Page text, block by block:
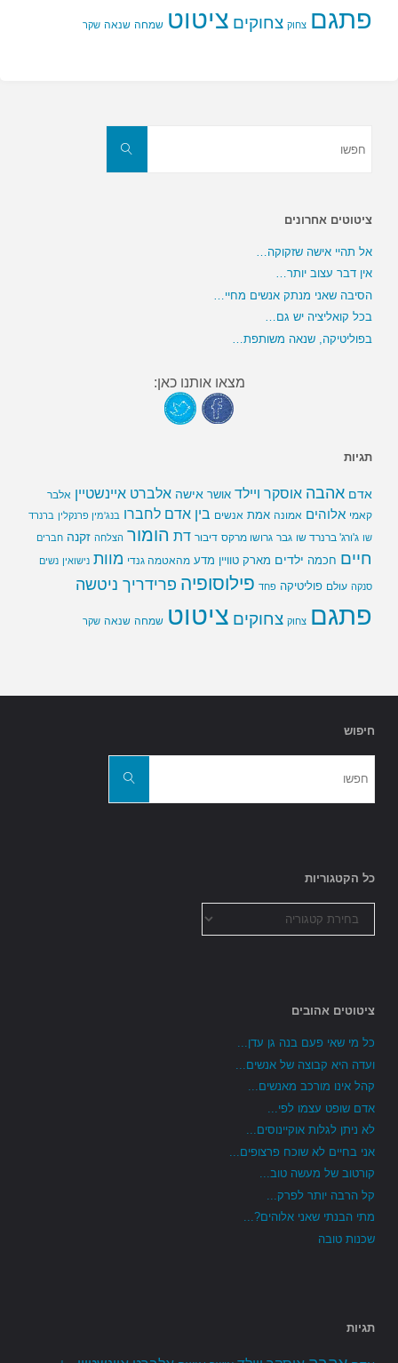
פתגם צחוק צחוקים ציטוט שמחה שנאה שקר
חפשו
ציטוטים אחרונים
אל תהיי אישה שזקוקה…
אין דבר עצוב יותר…
הסיבה שאני מנתק אנשים מחיי…
בכל קואליציה יש גם…
בפוליטיקה, שנאה משותפת…
מצאו אותנו כאן:
תגיות
אדם אהבה אוסקר ויילד אושר אישה אלברט איינשטיין אלבר
קאמי אלוהים אמונה אמת אנשים בין אדם לחברו בנג'מין פרנקלין ברנרד
שו ג'ורג' ברנרד שו גבר גרושו מרקס דיבור דת הומור הצלחה זקנה חברים
חיים חכמה ילדים מארק טוויין מדע מהאטמה גנדי מוות נישואין נשים
סנקה עולם פוליטיקה פחד פילוסופיה פרידריך ניטשה
פתגם צחוק צחוקים ציטוט שמחה שנאה שקר
חיפוש
חפשו
כל הקטגוריות
הקטגוריות
ציטוטים אהובים
כל מי שאי פעם בנה גן עדן...
ועדה היא קבוצה של אנשים...
קהל אינו מורכב מאנשים...
אדם שופט עצמו לפי...
לא ניתן לגלות אוקיינוסים...
אני בחיים לא שוכח פרצופים...
קורטוב של מעשה טוב...
קל הרבה יותר לפרק...
מתי הבנתי שאני אלוהים?...
שכנות טובה
תגיות